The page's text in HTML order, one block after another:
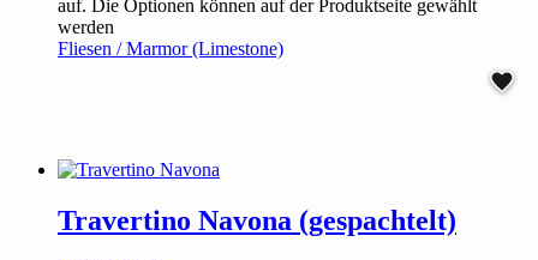
auf. Die Optionen können auf der Produktseite gewählt
werden
Fliesen / Marmor (Limestone)
Travertino Navona (gespachtelt)